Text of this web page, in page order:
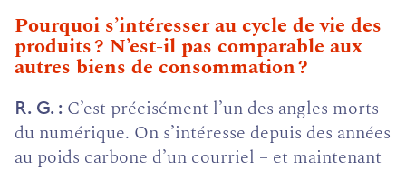
Pourquoi s’intéresser au cycle de vie des
produits ? N’est-il pas comparable aux
autres biens de consommation ?
R. G.
C’est précisément l’un des angles morts
du numérique. On s’intéresse depuis des années
au poids carbone d’un courriel – et maintenant